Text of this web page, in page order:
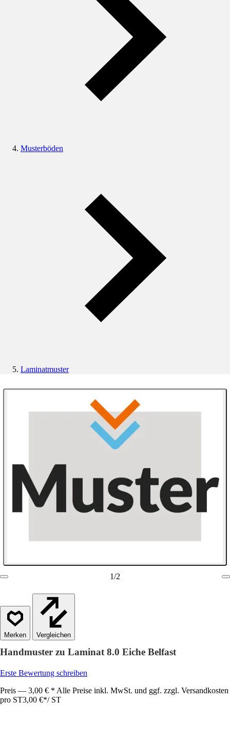
Musterböden
Laminatmuster
1/2
Vergleichen
Handmuster zu Laminat 8.0 Eiche Belfast
Erste Bewertung schreiben
Preis — 3,00 € * Alle Preise inkl. MwSt. und ggf. zzgl. Versandkosten
pro ST3,00 €*/ ST